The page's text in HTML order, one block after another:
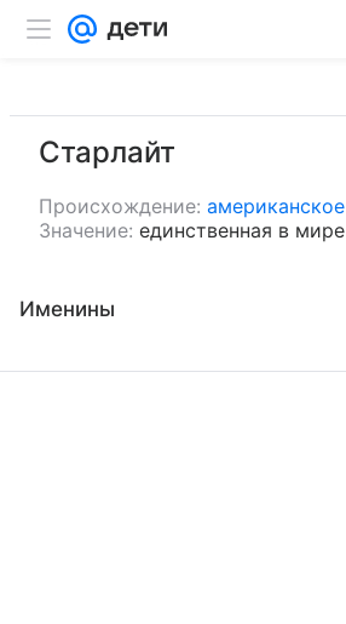
Старлайт
Происхождение: американское
Значение: единственная в мире
Именины